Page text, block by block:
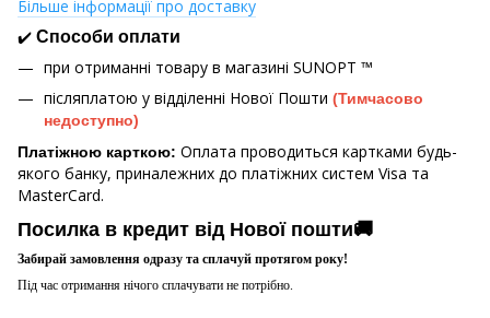
Більше інформації про доставку
✔️ Способи оплати
при отриманні товару в магазині SUNOPT ™
післяплатою у відділенні Нової Пошти (Тимчасово
недоступно)
Платіжною карткою: Оплата проводиться картками будь-
якого банку, приналежних до платіжних систем Visa та
MasterCard.
Посилка в кредит від Нової пошти🚚
Забирай замовлення одразу та сплачуй протягом року!
Під час отримання нічого сплачувати не потрібно.